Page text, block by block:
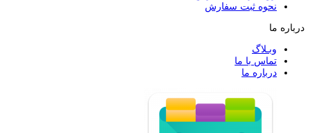
نحوه ثبت سفارش
درباره ما
وبـلاگ
تماس با ما
درباره ما